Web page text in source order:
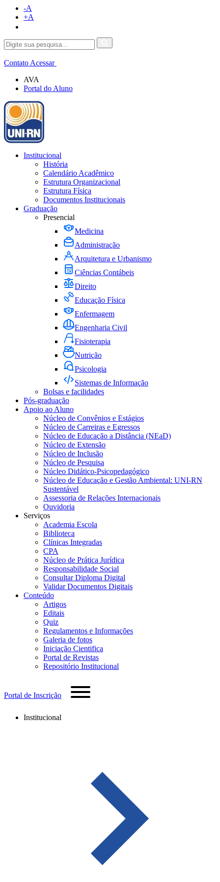
-A
+A
Contato Acessar
AVA
Portal do Aluno
Institucional
História
Calendário Acadêmico
Estrutura Organizacional
Estrutura Física
Documentos Institucionais
Graduação
Presencial
Medicina
Administração
Arquitetura e Urbanismo
Ciências Contábeis
Direito
Educação Física
Enfermagem
Engenharia Civil
Fisioterapia
Nutrição
Psicologia
Sistemas de Informação
Bolsas e facilidades
Pós-graduação
Apoio ao Aluno
Núcleo de Convênios e Estágios
Núcleo de Carreiras e Egressos
Núcleo de Educação a Distância (NEaD)
Núcleo de Extensão
Núcleo de Inclusão
Núcleo de Pesquisa
Núcleo Didático-Psicopedagógico
Núcleo de Educação e Gestão Ambiental: UNI-RN
Sustentável
Assessoria de Relações Internacionais
Ouvidoria
Serviços
Academia Escola
Biblioteca
Clínicas Integradas
CPA
Núcleo de Prática Jurídica
Responsabilidade Social
Consultar Diploma Digital
Validar Documentos Digitais
Conteúdo
Artigos
Editais
Quiz
Regulamentos e Informações
Galeria de fotos
Iniciação Cientifica
Portal de Revistas
Repositório Institucional
Portal de Inscrição
Institucional